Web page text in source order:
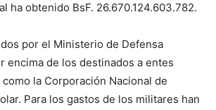
ha obtenido BsF. 26.670.124.603.782.
por el Ministerio de Defensa
encima de los destinados a entes
la Corporación Nacional de
Para los gastos de los militares han